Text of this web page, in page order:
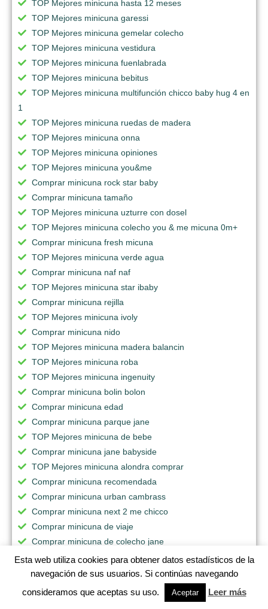
TOP Mejores minicuna hasta 12 meses
TOP Mejores minicuna garessi
TOP Mejores minicuna gemelar colecho
TOP Mejores minicuna vestidura
TOP Mejores minicuna fuenlabrada
TOP Mejores minicuna bebitus
TOP Mejores minicuna multifunción chicco baby hug 4 en
1
TOP Mejores minicuna ruedas de madera
TOP Mejores minicuna onna
TOP Mejores minicuna opiniones
TOP Mejores minicuna you&me
Comprar minicuna rock star baby
Comprar minicuna tamaño
TOP Mejores minicuna uzturre con dosel
TOP Mejores minicuna colecho you & me micuna 0m+
Comprar minicuna fresh micuna
TOP Mejores minicuna verde agua
Comprar minicuna naf naf
TOP Mejores minicuna star ibaby
Comprar minicuna rejilla
TOP Mejores minicuna ivoly
Comprar minicuna nido
TOP Mejores minicuna madera balancin
TOP Mejores minicuna roba
TOP Mejores minicuna ingenuity
Comprar minicuna bolin bolon
Comprar minicuna edad
Comprar minicuna parque jane
TOP Mejores minicuna de bebe
Comprar minicuna jane babyside
TOP Mejores minicuna alondra comprar
Comprar minicuna recomendada
Comprar minicuna urban cambrass
Comprar minicuna next 2 me chicco
Comprar minicuna de viaje
Comprar minicuna de colecho jane
Esta web utiliza cookies para obtener datos estadísticos de la
navegación de sus usuarios. Si continúas navegando
consideramos que aceptas su uso.
Aceptar Leer más